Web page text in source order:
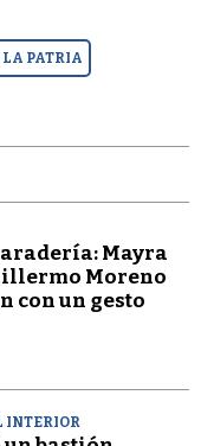
LA PATRIA
Mayra
Moreno
con un gesto
INTERIOR